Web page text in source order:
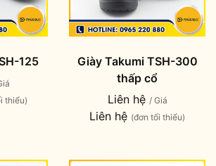
125
thiểu)
Giày Takumi TSH-300
thấp cổ
Liên hệ / Giá
Liên hệ (đơn tối thiểu)